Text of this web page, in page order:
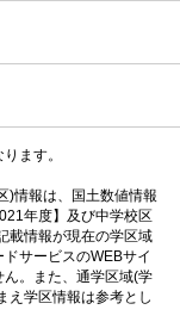
ます。
)情報は、国土数値情報
年度】及び中学校区
載情報が現在の学区域
サービスのWEBサイ
ん。また、通学区域(学
え学区情報は参考とし